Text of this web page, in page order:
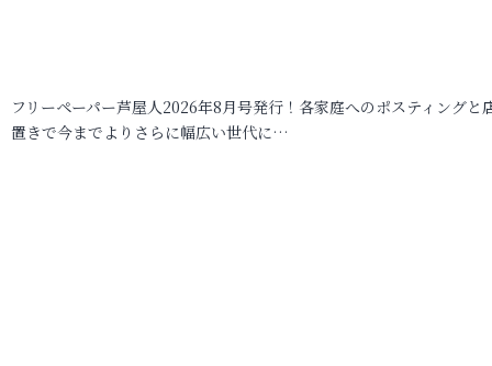
フリーペーパー芦屋人2026年8月号発行！各家庭へのポスティングと
置きで今までよりさらに幅広い世代に…